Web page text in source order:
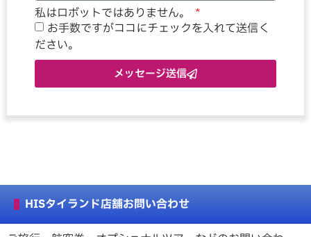
私はロボットではありません。
お手数ですがココにチェックを入れて送信く
ださい。
メッセージ送信
HISタイランド店舗お問い合わせ